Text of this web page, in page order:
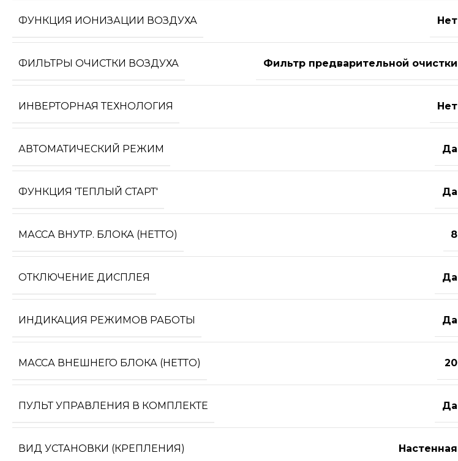
ФУНКЦИЯ ИОНИЗАЦИИ ВОЗДУХА Нет
ФИЛЬТРЫ ОЧИСТКИ ВОЗДУХА Фильтр предварительной очистки
ИНВЕРТОРНАЯ ТЕХНОЛОГИЯ Нет
АВТОМАТИЧЕСКИЙ РЕЖИМ Да
ФУНКЦИЯ 'ТЕПЛЫЙ СТАРТ' Да
МАССА ВНУТР. БЛОКА (НЕТТО) 8
ОТКЛЮЧЕНИЕ ДИСПЛЕЯ Да
ИНДИКАЦИЯ РЕЖИМОВ РАБОТЫ Да
МАССА ВНЕШНЕГО БЛОКА (НЕТТО) 20
ПУЛЬТ УПРАВЛЕНИЯ В КОМПЛЕКТЕ Да
ВИД УСТАНОВКИ (КРЕПЛЕНИЯ) Настенная